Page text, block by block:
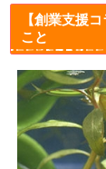
【創業支援
こと